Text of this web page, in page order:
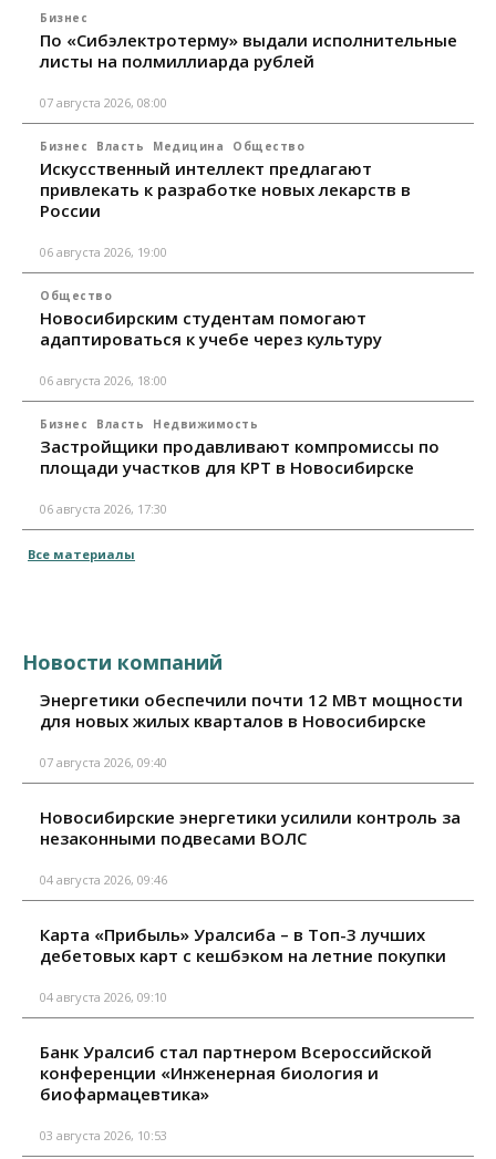
Бизнес
По «Сибэлектротерму» выдали исполнительные
листы на полмиллиарда рублей
07 августа 2026, 08:00
Бизнес Власть Медицина Общество
Искусственный интеллект предлагают
привлекать к разработке новых лекарств в
России
06 августа 2026, 19:00
Общество
Новосибирским студентам помогают
адаптироваться к учебе через культуру
06 августа 2026, 18:00
Бизнес Власть Недвижимость
Застройщики продавливают компромиссы по
площади участков для КРТ в Новосибирске
06 августа 2026, 17:30
Все материалы
Новости компаний
Энергетики обеспечили почти 12 МВт мощности
для новых жилых кварталов в Новосибирске
07 августа 2026, 09:40
Новосибирские энергетики усилили контроль за
незаконными подвесами ВОЛС
04 августа 2026, 09:46
Карта «Прибыль» Уралсиба – в Топ-3 лучших
дебетовых карт с кешбэком на летние покупки
04 августа 2026, 09:10
Банк Уралсиб стал партнером Всероссийской
конференции «Инженерная биология и
биофармацевтика»
03 августа 2026, 10:53